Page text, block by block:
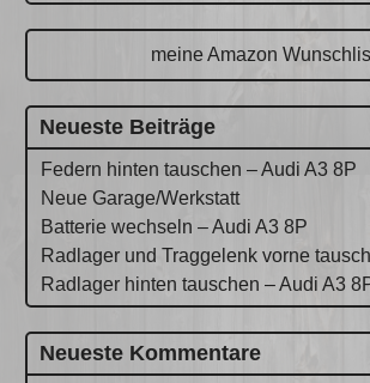
meine Amazon
Neueste Beiträge
Federn hinten tauschen – Audi A3 8P
Neue Garage/Werkstatt
Batterie wechseln – Audi A3 8P
Radlager und Traggelenk vorne
Radlager hinten tauschen – Audi A3
Neueste Kommentare